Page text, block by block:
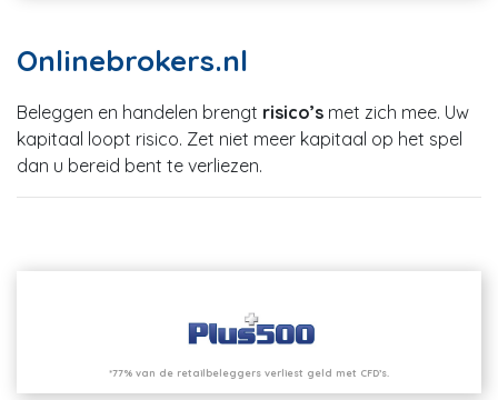
Onlinebrokers.nl
Beleggen en handelen brengt risico’s met zich mee. Uw
kapitaal loopt risico. Zet niet meer kapitaal op het spel
dan u bereid bent te verliezen.
*77% van de retailbeleggers verliest geld met CFD’s.